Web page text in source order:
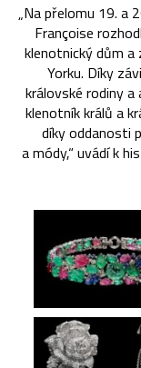
„Na přelomu 19. a
Françoise
klenotnický dům a
Yorku. Díky
královské rodiny
klenotník králů a
díky oddanosti
a módy,“ uvádí k